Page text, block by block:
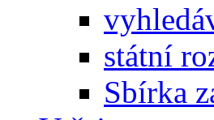
státní
Sbírka